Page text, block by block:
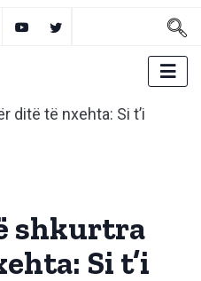
shkurtra
Si t’i